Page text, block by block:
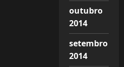
outubro
2014
setembro
2014